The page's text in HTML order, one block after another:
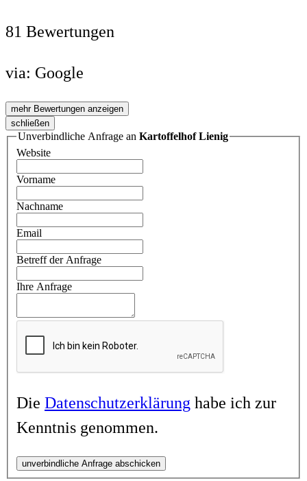
81 Bewertungen
via: Google
mehr Bewertungen anzeigen
schließen
Unverbindliche Anfrage an Kartoffelhof Lienig
Website
Vorname
Nachname
Email
Betreff der Anfrage
Ihre Anfrage
Die Datenschutzerklärung habe ich zur
Kenntnis genommen.
unverbindliche Anfrage abschicken